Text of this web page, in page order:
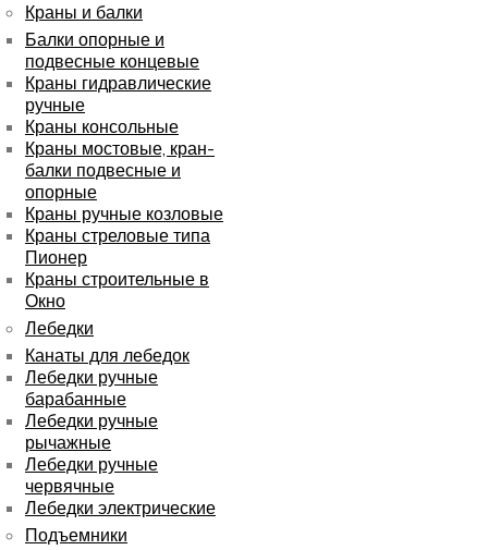
Краны и балки
Балки опорные и
подвесные концевые
Краны гидравлические
ручные
Краны консольные
Краны мостовые, кран-
балки подвесные и
опорные
Краны ручные козловые
Краны стреловые типа
Пионер
Краны строительные в
Окно
Лебедки
Канаты для лебедок
Лебедки ручные
барабанные
Лебедки ручные
рычажные
Лебедки ручные
червячные
Лебедки электрические
Подъемники